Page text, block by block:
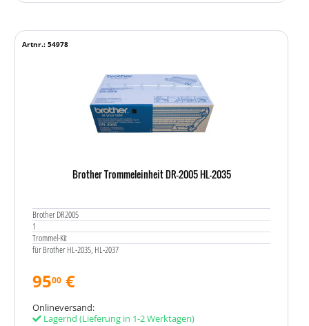
Brother Trommeleinheit DR-2005 HL-2035
Brother DR2005
1
Trommel-Kit
für Brother HL-2035, HL-2037
Artnr.: 54978
9500 €
Onlineversand:
Lagernd (Lieferung in 1-2 Werktagen)